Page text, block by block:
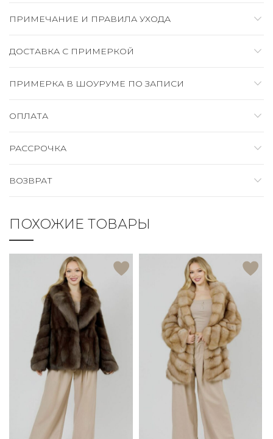
ПРИМЕЧАНИЕ И ПРАВИЛА УХОДА
ДОСТАВКА C ПРИМЕРКОЙ
ПРИМЕРКА В ШОУРУМЕ ПО ЗАПИСИ
ОПЛАТА
РАССРОЧКА
ВОЗВРАТ
ПОХОЖИЕ ТОВАРЫ